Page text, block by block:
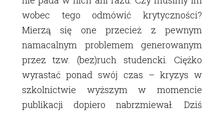
wobec tego odmówić krytyczności?
Mierzą się one przecież z pewnym
namacalnym problemem generowanym
przez tzw. (bez)ruch studencki. Ciężko
wyrastać ponad swój czas – kryzys w
szkolnictwie wyższym w momencie
publikacji dopiero nabrzmiewał. Dziś